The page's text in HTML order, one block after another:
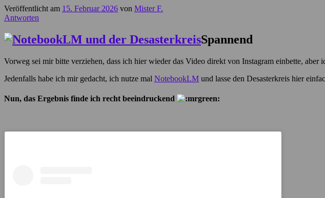
Veröffentlicht am 15. Februar 2026 von Mister F.
Antworten
Spannend
Vorweg sei mir bitte verziehen, dass ich hier wieder das Video direkt von Instagram einbette,
Jedenfalls habe ich mir gedacht, ich nutze mal NotebookLM und lasse den Desasterkreis hier
Nun, das Ergebnis finde ich recht beeindruckend